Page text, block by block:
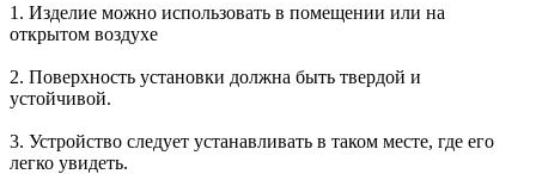
1. Изделие можно использовать в помещении или на
открытом воздухе
2. Поверхность установки должна быть твердой и
устойчивой.
3. Устройство следует устанавливать в таком месте, где его
легко увидеть.